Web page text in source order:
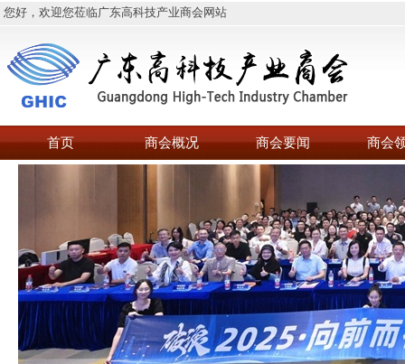
您好，欢迎您莅临广东高科技产业商会网站
首页 商会概况 商会要闻 商会